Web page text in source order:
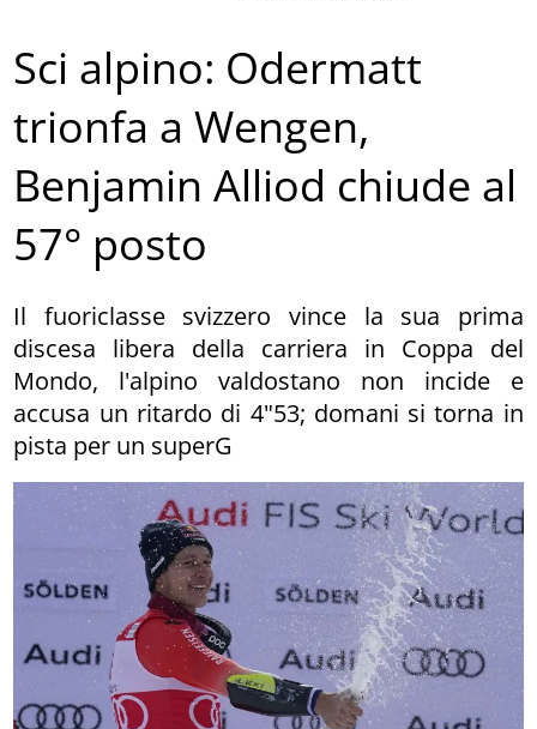
Sci alpino: Odermatt
trionfa a Wengen,
Benjamin Alliod chiude al
57° posto
Il fuoriclasse svizzero vince la sua prima
discesa libera della carriera in Coppa del
Mondo, l'alpino valdostano non incide e
accusa un ritardo di 4"53; domani si torna in
pista per un superG